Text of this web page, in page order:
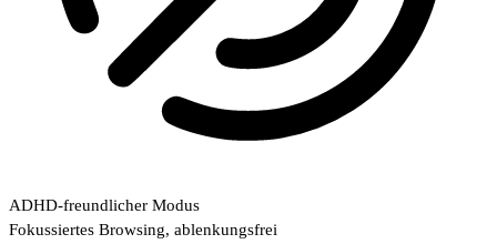
ADHD-freundlicher Modus
Fokussiertes Browsing, ablenkungsfrei